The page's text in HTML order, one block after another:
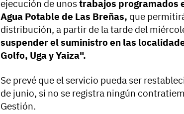
ejecución de unostrabajos programados
Agua Potable de Las Breñas, que
distribución, a partir de la tarde del
suspender el suministro en las
Golfo, Uga y Yaiza".
Se prevé que el servicio pueda ser
de junio, si no se registra ningún
Gestión.